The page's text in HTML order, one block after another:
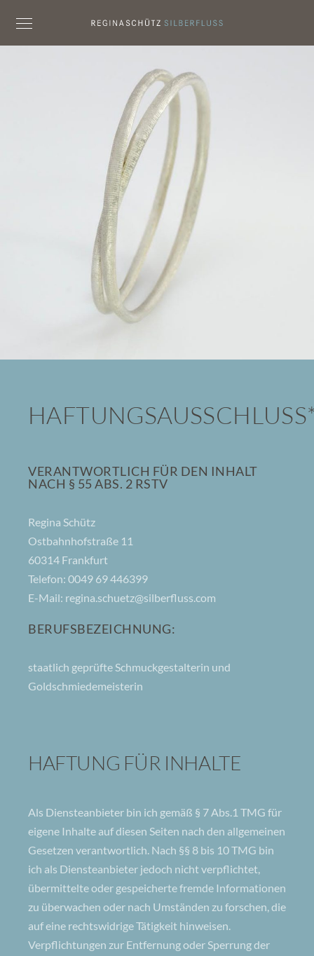
VERANTWORTLICH FÜR DEN INHALT
NACH § 55 ABS. 2 RSTV
Regina Schütz
Ostbahnhofstraße 11
60314 Frankfurt
Telefon: 0049 69 446399
E-Mail: regina.schuetz@silberfluss.com
BERUFSBEZEICHNUNG:
staatlich geprüfte Schmuckgestalterin und
Goldschmiedemeisterin
HAFTUNG FÜR INHALTE
Als Diensteanbieter bin ich gemäß § 7 Abs.1 TMG für
eigene Inhalte auf diesen Seiten nach den allgemeinen
Gesetzen verantwortlich. Nach §§ 8 bis 10 TMG bin
ich als Diensteanbieter jedoch nicht verpflichtet,
übermittelte oder gespeicherte fremde Informationen
zu überwachen oder nach Umständen zu forschen, die
auf eine rechtswidrige Tätigkeit hinweisen.
Verpflichtungen zur Entfernung oder Sperrung der